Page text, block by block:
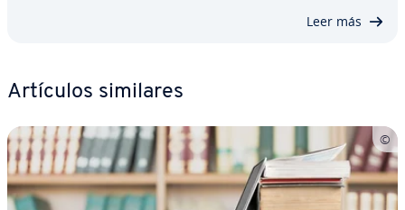
Leer más
Artículos similares